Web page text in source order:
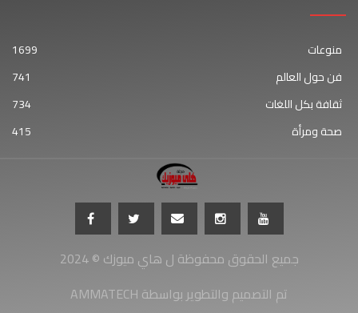
منوعات
1699
فن حول العالم
741
ثقافة بكل اللغات
734
صحة ومرأة
415
جميع الحقوق محفوظة ل هاي ميوزك © 2024
AMMATECH تم التصميم والتطوير بواسطة